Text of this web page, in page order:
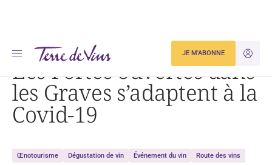
JE
JE M'ABONNE
Accueil Les Portes ouvertes dans les Graves s’adaptent à la Covid-19
Les Portes ouvertes dans
les Graves s’adaptent à la
Covid-19
Œnotourisme Dégustation de vin Événement du vin Route des vins